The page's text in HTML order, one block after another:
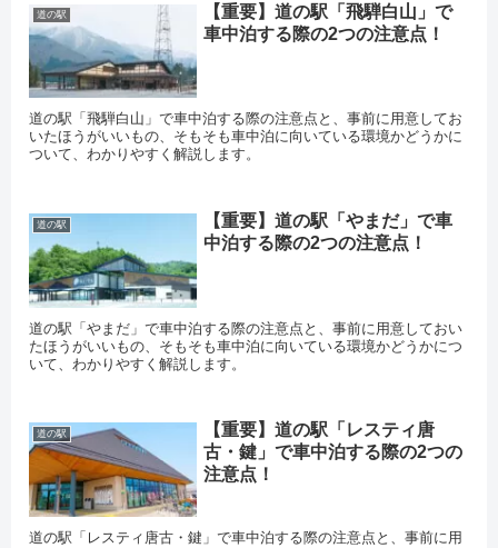
道の駅
【重要】道の駅「飛騨白山」で
車中泊する際の2つの注意点！
道の駅「飛騨白山」で車中泊する際の注意点と、事前に用意してお
いたほうがいいもの、そもそも車中泊に向いている環境かどうかに
ついて、わかりやすく解説します。
道の駅
【重要】道の駅「やまだ」で車
中泊する際の2つの注意点！
道の駅「やまだ」で車中泊する際の注意点と、事前に用意しておい
たほうがいいもの、そもそも車中泊に向いている環境かどうかにつ
いて、わかりやすく解説します。
道の駅
【重要】道の駅「レスティ唐
古・鍵」で車中泊する際の2つの
注意点！
道の駅「レスティ唐古・鍵」で車中泊する際の注意点と、事前に用